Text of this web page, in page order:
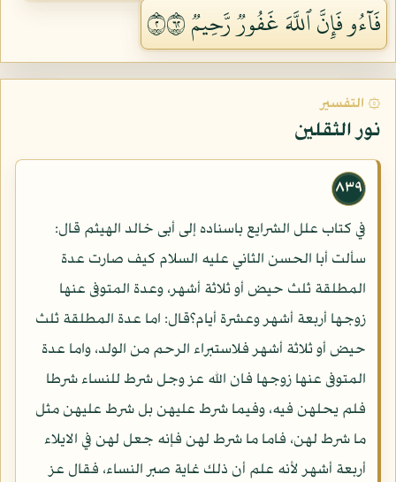
فَآءُو فَإِنَّ ٱللَّهَ غَفُورٞ رَّحِيمٞ ٢٢٦
۞ التفسير
نور الثقلين
٨٣٩
في كتاب علل الشرايع باسناده إلى أبى خالد الهيثم قال:
سألت أبا الحسن الثاني عليه السلام كيف صارت عدة
المطلقة ثلث حيض أو ثلاثة أشهر، وعدة المتوفى عنها
زوجها أربعة أشهر وعشرة أيام؟قال: اما عدة المطلقة ثلث
حيض أو ثلاثة أشهر فلاستبراء الرحم من الولد، واما عدة
المتوفى عنها زوجها فان الله عز وجل شرط للنساء شرطا
فلم يحلهن فيه، وفيما شرط عليهن بل شرط عليهن مثل
ما شرط لهن، فاما ما شرط لهن فإنه جعل لهن في الايلاء
أربعة أشهر لأنه علم أن ذلك غاية صبر النساء، فقال عز